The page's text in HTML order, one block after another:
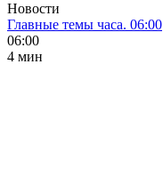
Новости
Главные темы часа. 06:00
06:00
4 мин